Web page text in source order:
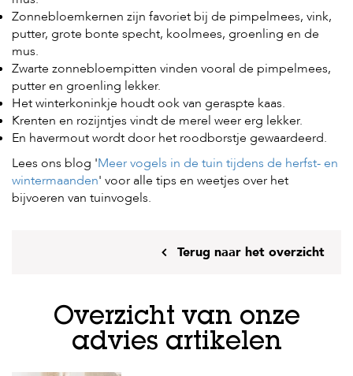
e
r
e
n
V
o
g
e
l
V
i
s
Zonnebloemkernen zijn favoriet bij de pimpelmees, vink,
putter, grote bonte specht, koolmees, groenling en de
mus.
Zwarte zonnebloempitten vinden vooral de pimpelmees,
putter en groenling lekker.
Het winterkoninkje houdt ook van geraspte kaas.
Krenten en rozijntjes vindt de merel weer erg lekker.
En havermout wordt door het roodborstje gewaardeerd.
Lees ons blog 'Meer vogels in de tuin tijdens de herfst- en
wintermaanden' voor alle tips en weetjes over het
bijvoeren van tuinvogels.
Terug naar het overzicht
Overzicht van onze
advies artikelen